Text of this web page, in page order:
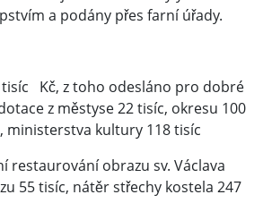
a podány přes farní úřady.
Kč, z toho odesláno pro dobré
z městyse 22 tisíc, okresu 100
ministerstva kultury 118 tisíc
restaurování obrazu sv. Václava
55 tisíc, nátěr střechy kostela 247